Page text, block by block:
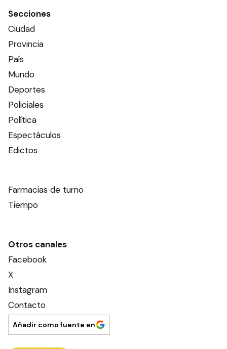
Secciones
Ciudad
Provincia
País
Mundo
Deportes
Policiales
Política
Espectáculos
Edictos
Farmacias de turno
Tiempo
Otros canales
Facebook
X
Instagram
Contacto
Añadir como fuente en